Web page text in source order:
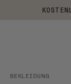
BEKLEIDUNG